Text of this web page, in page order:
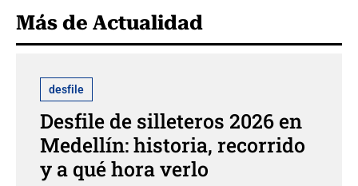
Más de Actualidad
desfile
Desfile de silleteros 2026 en
Medellín: historia, recorrido
y a qué hora verlo